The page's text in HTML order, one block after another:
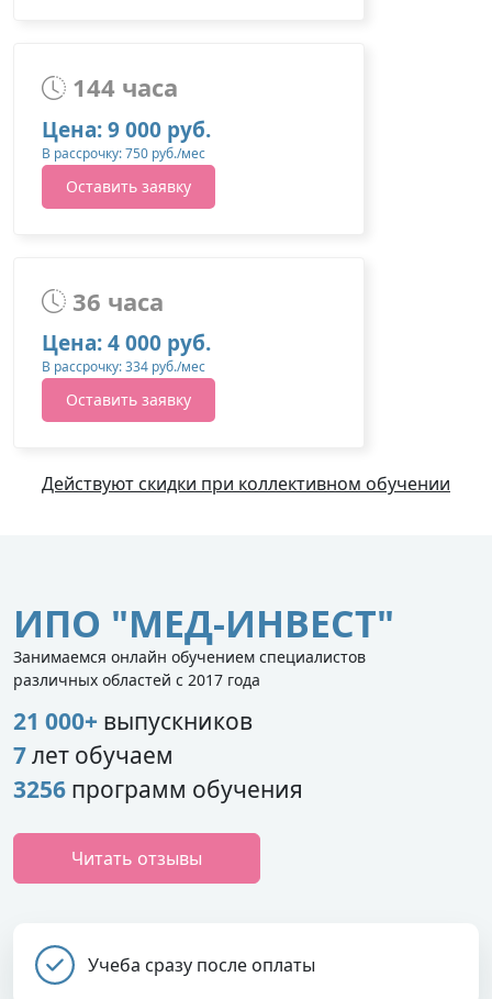
144 часа
Цена: 9 000 руб.
В рассрочку: 750 руб./мес
Оставить заявку
36 часа
Цена: 4 000 руб.
В рассрочку: 334 руб./мес
Оставить заявку
Действуют скидки при коллективном обучении
ИПО "МЕД-ИНВЕСТ"
Занимаемся онлайн обучением специалистов
различных областей с 2017 года
21 000+ выпускников
7лет обучаем
3256 программ обучения
Читать отзывы
Учеба сразу после оплаты